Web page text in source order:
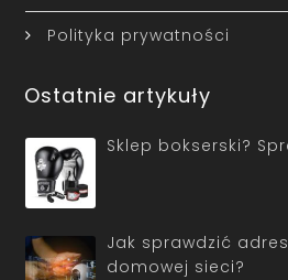
Polityka prywatności
Ostatnie artykuły
Sklep bokserski?
Jak sprawdzić
domowej sieci?